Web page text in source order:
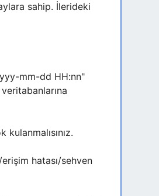
sahip. İlerideki
mm-dd HH:nn"
hatası/sehven